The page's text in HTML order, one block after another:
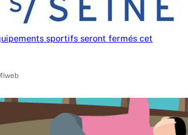
sportifs seront fermés cet